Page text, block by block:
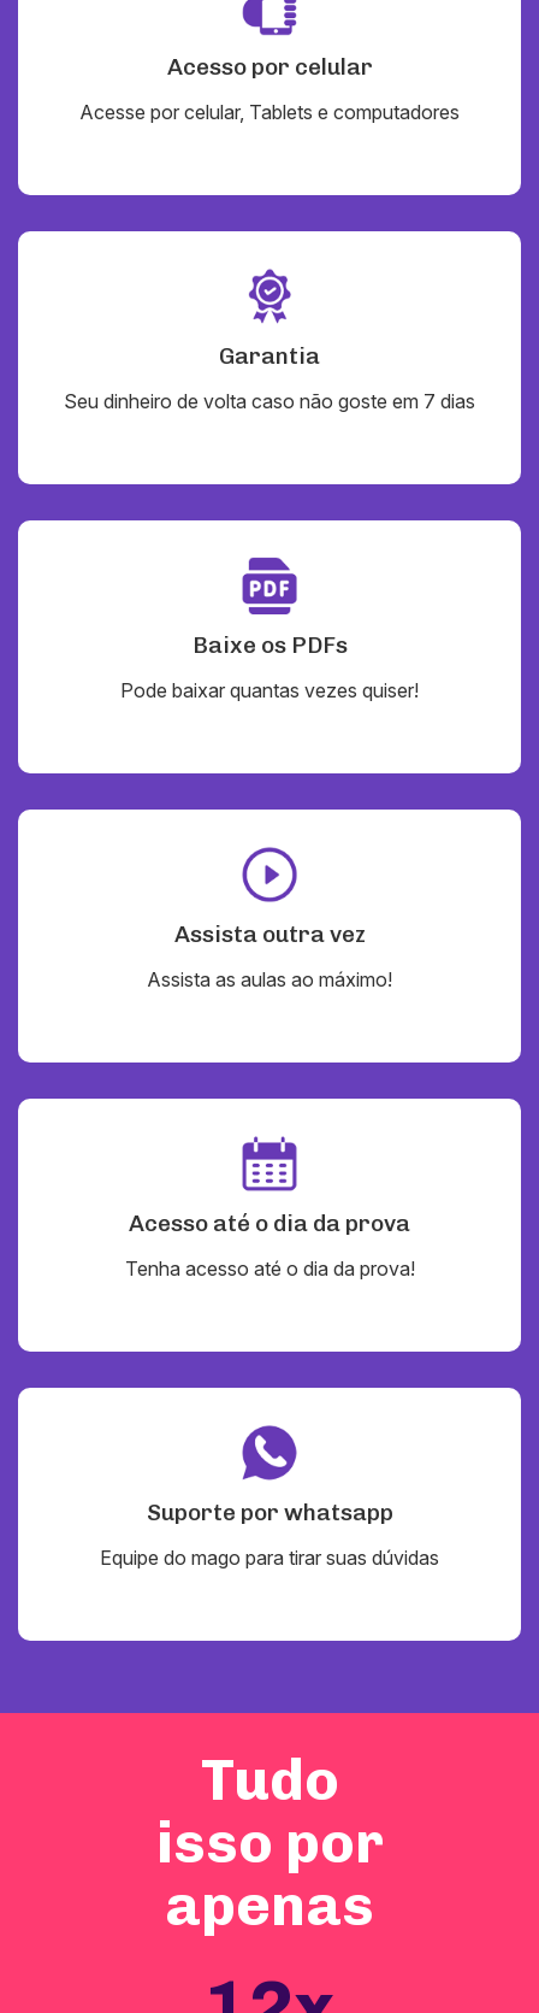
Acesso por celular
Acesse por celular, Tablets e computadores
Garantia
Seu dinheiro de volta caso não goste em 7 dias
Baixe os PDFs
Pode baixar quantas vezes quiser!
Assista outra vez
Assista as aulas ao máximo!
Acesso até o dia da prova
Tenha acesso até o dia da prova!
Suporte por whatsapp
Equipe do mago para tirar suas dúvidas
Tudo
isso por
apenas